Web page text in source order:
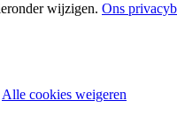
wijzigen. Ons
Alle cookies weigeren